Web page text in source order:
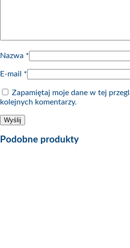
Nazwa *
E-mail *
Zapamiętaj moje dane w tej
kolejnych komentarzy.
Podobne produkty